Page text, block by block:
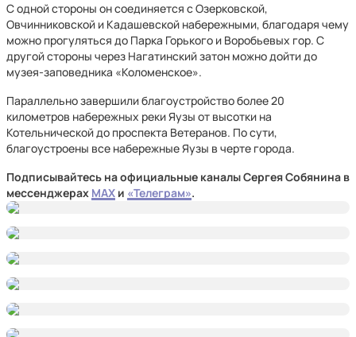
С одной стороны он соединяется с Озерковской,
Овчинниковской и Кадашевской набережными, благодаря чему
можно прогуляться до Парка Горького и Воробьевых гор. С
другой стороны через Нагатинский затон можно дойти до
музея-заповедника «Коломенское».
Параллельно завершили благоустройство более 20
километров набережных реки Яузы от высотки на
Котельнической до проспекта Ветеранов. По сути,
благоустроены все набережные Яузы в черте города.
Подписывайтесь на официальные каналы Сергея Собянина в
мессенджерах MAX и «Телеграм».